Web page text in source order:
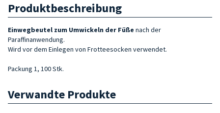
Produktbeschreibung
Einwegbeutel zum Umwickeln der Füße nach der
Paraffinanwendung.
Wird vor dem Einlegen von Frotteesocken verwendet.
Packung 1, 100 Stk.
Verwandte Produkte